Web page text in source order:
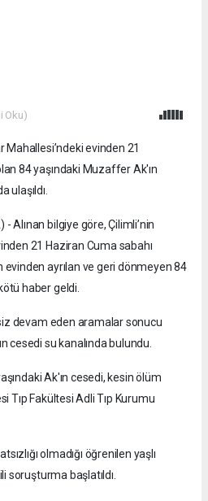
Oku)
Mahallesi’ndeki evinden 21
84 yaşındaki Muzaffer Ak'ın
ulaşıldı.
- Alınan bilgiye göre, Çilimli’nin
21 Haziran Cuma sabahı
evinden ayrılan ve geri dönmeyen 84
haber geldi.
devam eden aramalar sonucu
cesedi su kanalında bulundu.
Ak'ın cesedi, kesin ölüm
Tıp Fakültesi Adli Tıp Kurumu
olmadığı öğrenilen yaşlı
soruşturma başlatıldı.